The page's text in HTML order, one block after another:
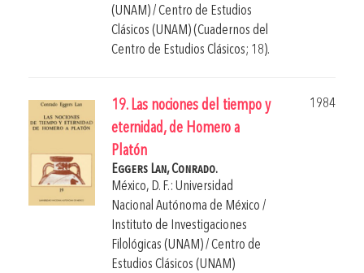
(UNAM) / Centro de Estudios
Clásicos (UNAM) (Cuadernos del
Centro de Estudios Clásicos; 18).
19. Las nociones del tiempo y
eternidad, de Homero a
Platón
1984
Eggers Lan, Conrado.
México, D. F.: Universidad
Nacional Autónoma de México /
Instituto de Investigaciones
Filológicas (UNAM) / Centro de
Estudios Clásicos (UNAM)